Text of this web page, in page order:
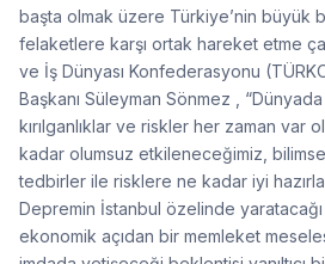
başta olmak üzere Türkiye’nin büyük
felaketlere karşı ortak hareket etme
ve İş Dünyası Konfederasyonu
Başkanı Süleyman Sönmez ,
kırılganlıklar ve riskler her zaman var
kadar olumsuz etkileneceğimiz,
tedbirler ile risklere ne kadar iyi
Depremin İstanbul özelinde
ekonomik açıdan bir memleket